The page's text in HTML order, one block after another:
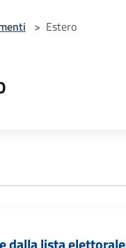
> Estero